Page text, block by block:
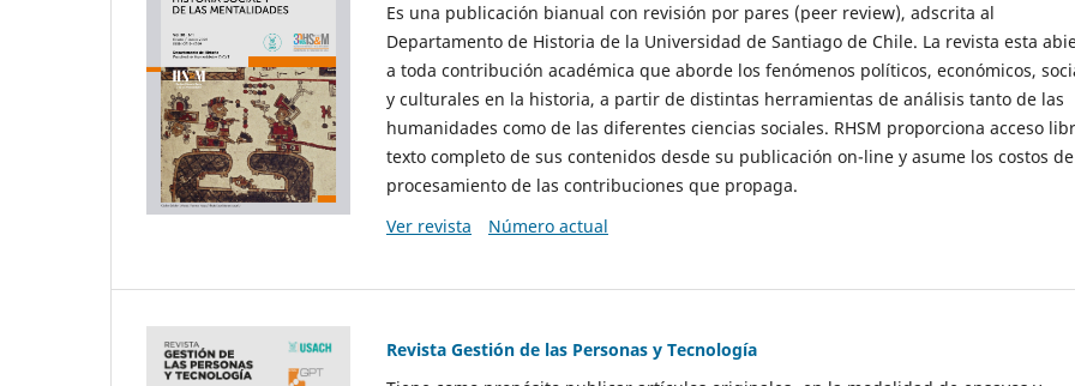
Es una publicación bianual con revisión por pares (peer review), adscrita al
Departamento de Historia de la Universidad de Santiago de Chile. La revista esta
a toda contribución académica que aborde los fenómenos políticos, económicos,
y culturales en la historia, a partir de distintas herramientas de análisis tanto de las
humanidades como de las diferentes ciencias sociales. RHSM proporciona acceso
texto completo de sus contenidos desde su publicación on-line y asume los costos de
procesamiento de las contribuciones que propaga.
Ver revista
Número actual
Revista Gestión de las Personas y Tecnología